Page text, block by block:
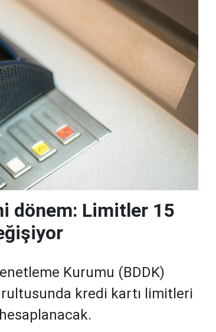
dönem: Limitler 15
Kurumu (BDDK)
kredi kartı limitleri